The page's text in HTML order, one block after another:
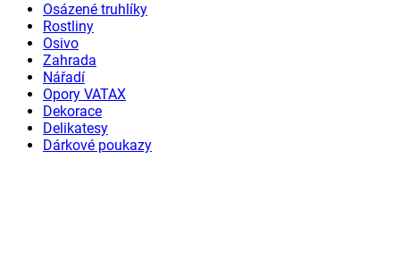
Osázené truhlíky
Rostliny
Osivo
Zahrada
Nářadí
Opory VATAX
Dekorace
Delikatesy
Dárkové poukazy